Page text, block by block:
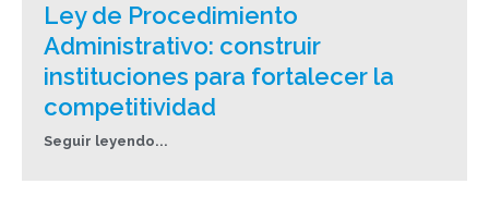
Ley de Procedimiento
Administrativo: construir
instituciones para fortalecer la
competitividad
Seguir leyendo...